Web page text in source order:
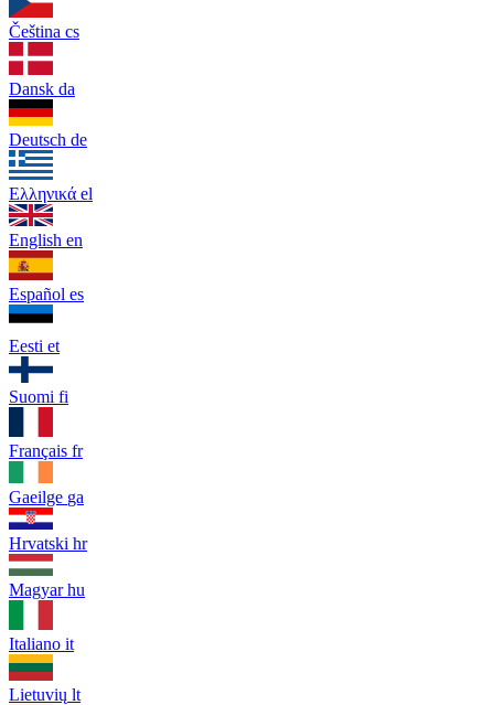
Čeština cs
Dansk da
Deutsch de
Ελληνικά el
English en
Español es
Eesti et
Suomi fi
Français fr
Gaeilge ga
Hrvatski hr
Magyar hu
Italiano it
Lietuvių lt